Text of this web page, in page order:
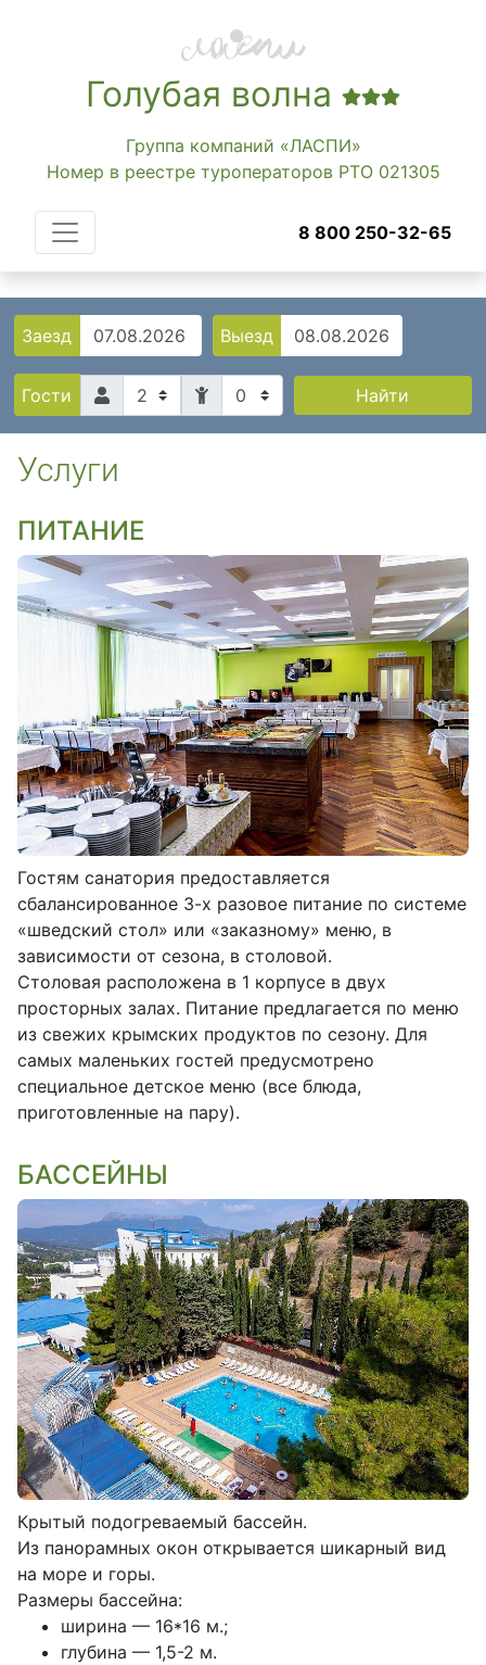
Голубая волна
Группа компаний «ЛАСПИ»
Номер в реестре туроператоров РТО 021305
8 800 250-32-65
Заезд Выезд
Гости 0 Найти
Услуги
ПИТАНИЕ
Гостям санатория предоставляется
сбалансированное 3-х разовое питание по системе
«шведский стол» или «заказному» меню, в
зависимости от сезона, в столовой.
Столовая расположена в 1 корпусе в двух
просторных залах. Питание предлагается по меню
из свежих крымских продуктов по сезону. Для
самых маленьких гостей предусмотрено
специальное детское меню (все блюда,
приготовленные на пару).
БАССЕЙНЫ
Крытый подогреваемый бассейн.
Из панорамных окон открывается шикарный вид
на море и горы.
Размеры бассейна:
ширина — 16*16 м.;
глубина — 1,5-2 м.